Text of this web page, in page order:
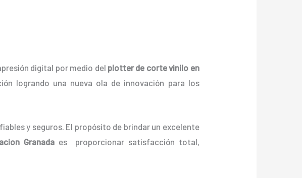
digital por medio del plotter de corte vinilo en
logrando una nueva ola de innovación para los
y seguros. El propósito de brindar un excelente
Granada es proporcionar satisfacción total,